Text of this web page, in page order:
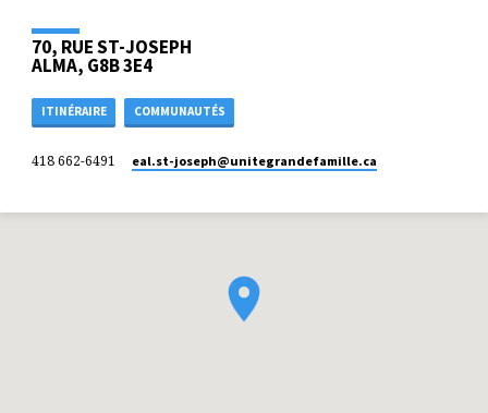
70, RUE ST-JOSEPH
ALMA, G8B 3E4
ITINÉRAIRE COMMUNAUTÉS
418 662-6491 eal.st-joseph​@unitegrandefamille.ca